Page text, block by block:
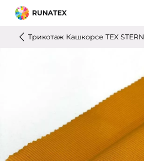
Трикотаж Кашкорсе TEX STERN